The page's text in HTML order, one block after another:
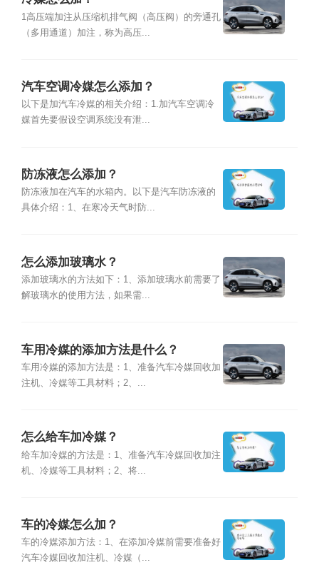
1高压端加注从压缩机排气阀（高压阀）的旁通孔
（多用通道）加注，称为高压...
汽车空调冷媒怎么添加？
以下是加汽车冷媒的相关介绍：1.加汽车空调冷
媒首先要假设空调系统没有泄...
防冻液怎么添加？
防冻液加在汽车的水箱内。以下是汽车防冻液的
具体介绍：1、在寒冷天气时防...
怎么添加玻璃水？
添加玻璃水的方法如下：1、添加玻璃水前需要了
解玻璃水的使用方法，如果需...
车用冷媒的添加方法是什么？
车用冷媒的添加方法是：1、准备汽车冷媒回收加
注机、冷媒等工具材料；2、...
怎么给车加冷媒？
给车加冷媒的方法是：1、准备汽车冷媒回收加注
机、冷媒等工具材料；2、将...
车的冷媒怎么加？
车的冷媒添加方法：1、在添加冷媒前需要准备好
汽车冷媒回收加注机、冷媒（...